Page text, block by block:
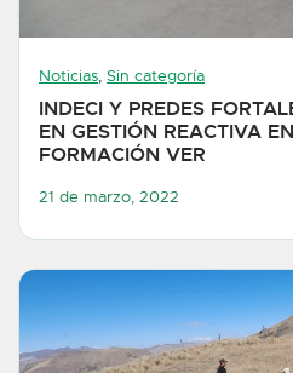
Noticias, Sin categoría
INDECI Y PREDES
EN GESTIÓN REACTIVA
FORMACIÓN VER
21 de marzo, 2022